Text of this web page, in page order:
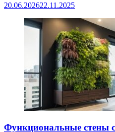
20.06.202622.11.2025
Функциональные стены